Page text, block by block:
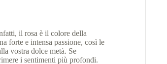
il rosa è il colore della
forte e intensa passione, così le
vostra dolce metà. Se
i sentimenti più profondi.